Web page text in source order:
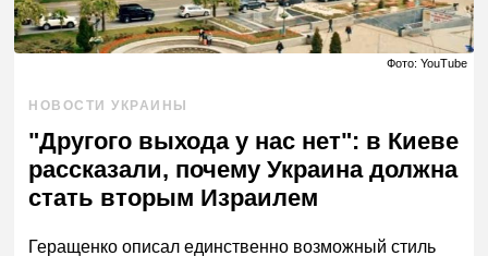
Фото: YouTube
НОВОСТИ УКРАИНЫ
"Другого выхода у нас нет": в Киеве
рассказали, почему Украина должна
стать вторым Израилем
Геращенко описал единственно возможный стиль